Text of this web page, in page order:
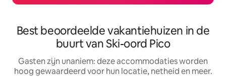
Best beoordeelde vakantiehuizen in de
buurt van Ski-oord Pico
Gasten zijn unaniem: deze accommodaties worden
hoog gewaardeerd voor hun locatie, netheid en meer.